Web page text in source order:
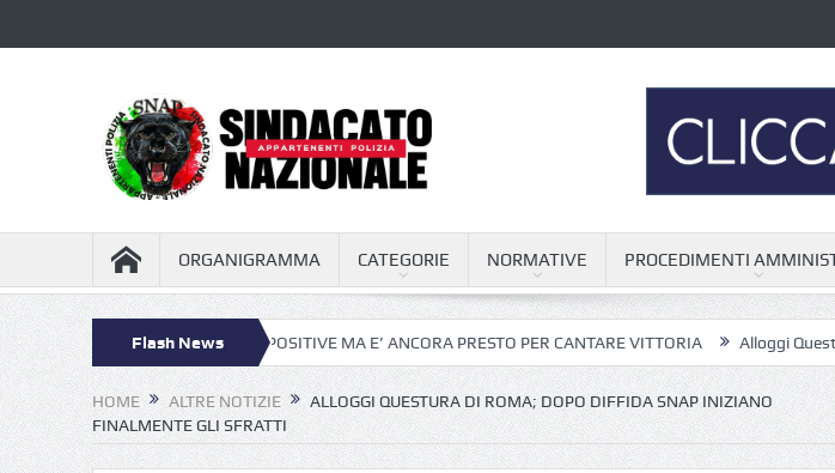
ORGANIGRAMMA CATEGORIE NORMATIVE PROCEDIMENTI
Flash News
PROSPETTIVE POSITIVE MA E’ ANCORA PRESTO PER CANTARE VITTORIA Alloggi Questura di
HOME ALTRE NOTIZIE
ALLOGGI QUESTURA DI ROMA; DOPO DIFFIDA SNAP INIZIANO
FINALMENTE GLI SFRATTI